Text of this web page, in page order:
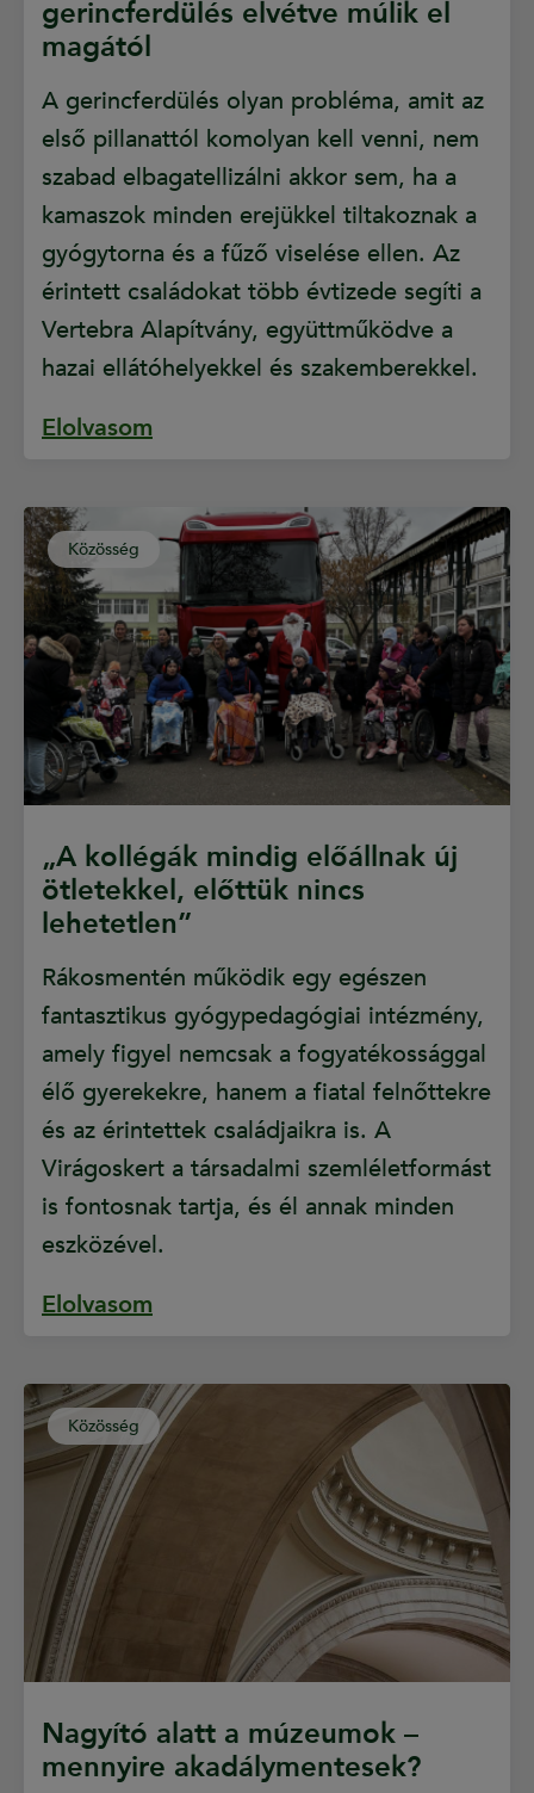
gerincferdülés elvétve múlik el
magától
A gerincferdülés olyan probléma, amit az
első pillanattól komolyan kell venni, nem
szabad elbagatellizálni akkor sem, ha a
kamaszok minden erejükkel tiltakoznak a
gyógytorna és a fűző viselése ellen. Az
érintett családokat több évtizede segíti a
Vertebra Alapítvány, együttműködve a
hazai ellátóhelyekkel és szakemberekkel.
Elolvasom
Közösség
„A kollégák mindig előállnak új
ötletekkel, előttük nincs
lehetetlen”
Rákosmentén működik egy egészen
fantasztikus gyógypedagógiai intézmény,
amely figyel nemcsak a fogyatékossággal
élő gyerekekre, hanem a fiatal felnőttekre
és az érintettek családjaikra is. A
Virágoskert a társadalmi szemléletformást
is fontosnak tartja, és él annak minden
eszközével.
Elolvasom
Közösség
Nagyító alatt a múzeumok –
mennyire akadálymentesek?